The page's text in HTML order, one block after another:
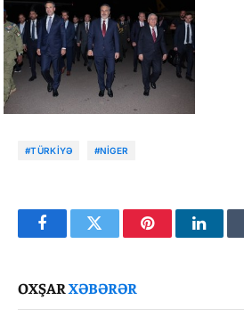
#TÜRKIYƏ #NIGER
FacebookTwitter Pinterest
OXŞARXƏBƏRƏR